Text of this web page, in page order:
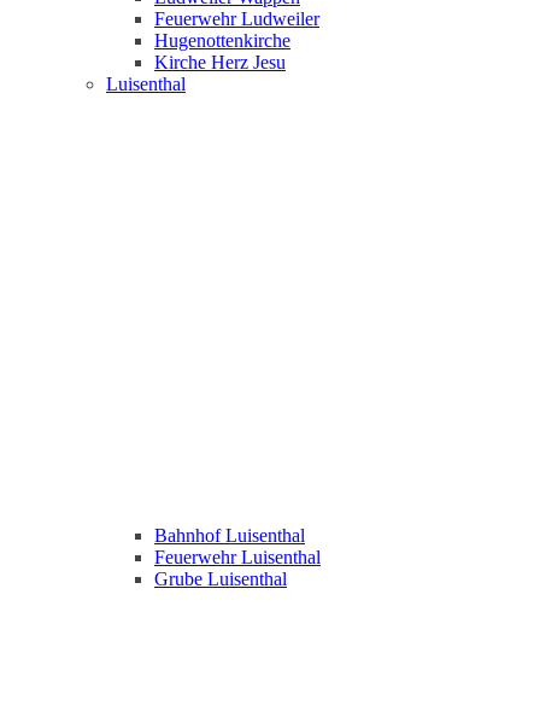
Feuerwehr Ludweiler
Hugenottenkirche
Kirche Herz Jesu
Luisenthal
Bahnhof Luisenthal
Feuerwehr Luisenthal
Grube Luisenthal